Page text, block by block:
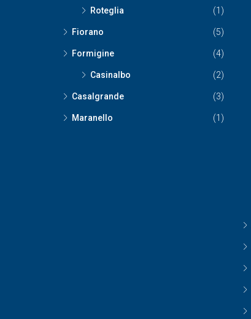
Roteglia (1)
Fiorano (5)
Formigine (4)
Casinalbo (2)
Casalgrande (3)
Maranello (1)